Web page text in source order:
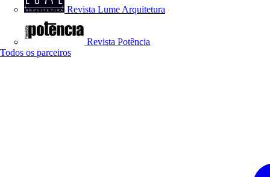
Revista Lume Arquitetura
Revista Potência
Todos os parceiros